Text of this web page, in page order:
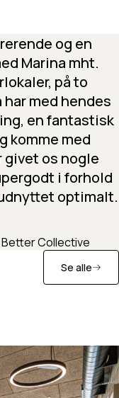
og en
Marina mht.
på to
med hendes
en fantastisk
komme med
os nogle
i forhold
optimalt.
Collective
Se alle